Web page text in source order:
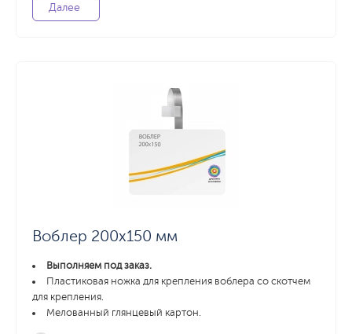
Далее
Воблер 200х150 мм
Выполняем под заказ.
Пластиковая ножка для крепления воблера со скотчем
для крепления.
Мелованный глянцевый картон.